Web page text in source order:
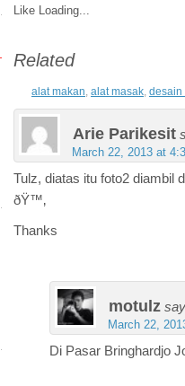
Like Loading...
Related
alat makan, alat masak, desain
Arie Parikesit
March 22, 2013 at
Tulz, diatas itu foto2 diambil
ðŸ™‚
Thanks
motulz
March 22,
Di Pasar Bringhardjo